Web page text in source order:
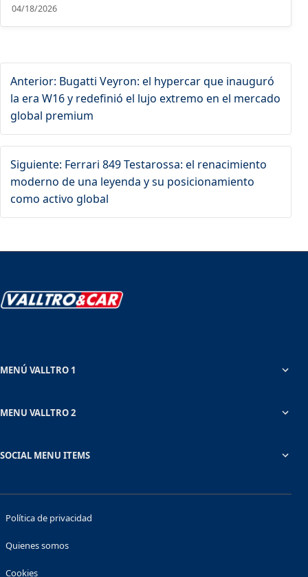
04/18/2026
Anterior: Bugatti Veyron: el hypercar que inauguró
la era W16 y redefinió el lujo extremo en el mercado
global premium
Siguiente: Ferrari 849 Testarossa: el renacimiento
moderno de una leyenda y su posicionamiento
como activo global
MENÚ VALLTRO 1
MENU VALLTRO 2
SOCIAL MENU ITEMS
Política de privacidad
Quienes somos
Cookies